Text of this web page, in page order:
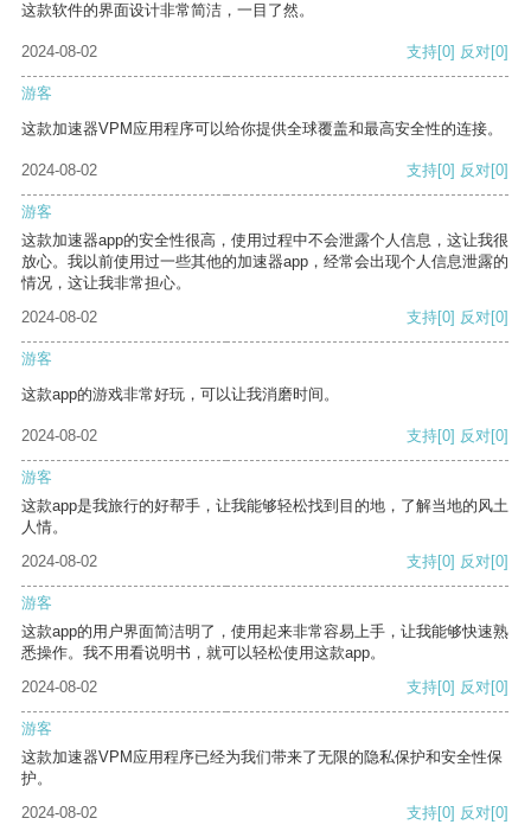
这款软件的界面设计非常简洁，一目了然。
2024-08-02 支持[0] 反对[0]
游客
这款加速器VPM应用程序可以给你提供全球覆盖和最高安全性的连接。
2024-08-02 支持[0] 反对[0]
游客
这款加速器app的安全性很高，使用过程中不会泄露个人信息，这让我很
放心。我以前使用过一些其他的加速器app，经常会出现个人信息泄露的
情况，这让我非常担心。
2024-08-02
支持[0] 反对[0]
游客
这款app的游戏非常好玩，可以让我消磨时间。
2024-08-02 支持[0] 反对[0]
游客
这款app是我旅行的好帮手，让我能够轻松找到目的地，了解当地的风土
人情。
2024-08-02
支持[0] 反对[0]
游客
这款app的用户界面简洁明了，使用起来非常容易上手，让我能够快速熟
悉操作。我不用看说明书，就可以轻松使用这款app。
2024-08-02
支持[0] 反对[0]
游客
这款加速器VPM应用程序已经为我们带来了无限的隐私保护和安全性保
护。
2024-08-02
支持[0] 反对[0]